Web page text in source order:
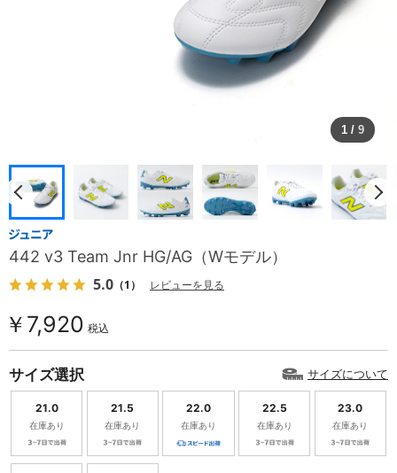
1 / 9
442 v3 Team Jnr HG/AG（Wモデル）
5.0 （1） レビューを見る
￥7,920 税込
サイズ選択 サイズについて
21.0
在庫あり
21.5
在庫あり
22.0
在庫あり
22.5
在庫あり
23.0
在庫あり